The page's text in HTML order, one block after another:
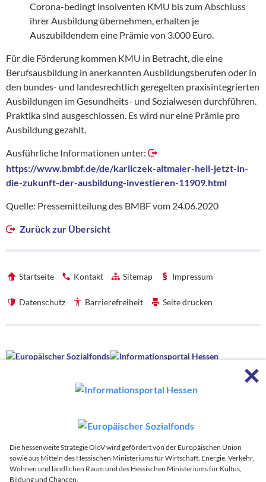
Die hessenweite Strategie OloV wird gefördert von der Europäischen Union
sowie aus Mitteln des Hessischen Ministeriums für Wirtschaft, Energie, Verkehr,
Wohnen und ländlichen Raum und des Hessischen Ministeriums für Kultus,
Bildung und Chancen.
Corona-bedingt insolventen KMU bis zum Abschluss
ihrer Ausbildung übernehmen, erhalten je
Auszubildendem eine Prämie von 3.000 Euro.
Für die Förderung kommen KMU in Betracht, die eine
Berufsausbildung in anerkannten Ausbildungsberufen oder in
den bundes- und landesrechtlich geregelten praxisintegrierten
Ausbildungen im Gesundheits- und Sozialwesen durchführen.
Praktika sind ausgeschlossen. Es wird nur eine Prämie pro
Ausbildung gezahlt.
Ausführliche Informationen unter:
https://www.bmbf.de/de/karliczek-altmaier-heil-jetzt-in-
die-zukunft-der-ausbildung-investieren-11909.html
Quelle: Pressemitteilung des BMBF vom 24.06.2020
Zurück zur Übersicht
Startseite Kontakt Sitemap Impressum
Datenschutz Barrierefreiheit Seite drucken
Die hessenweite Strategie OloV wird gefördert von der Europäischen
Union sowie aus Mitteln des Hessischen Ministeriums für Wirtschaft,
Ministeriums für Kultus, Bildung und Chancen.
Die hessenweite Strategie OloV wird koordiniert von: